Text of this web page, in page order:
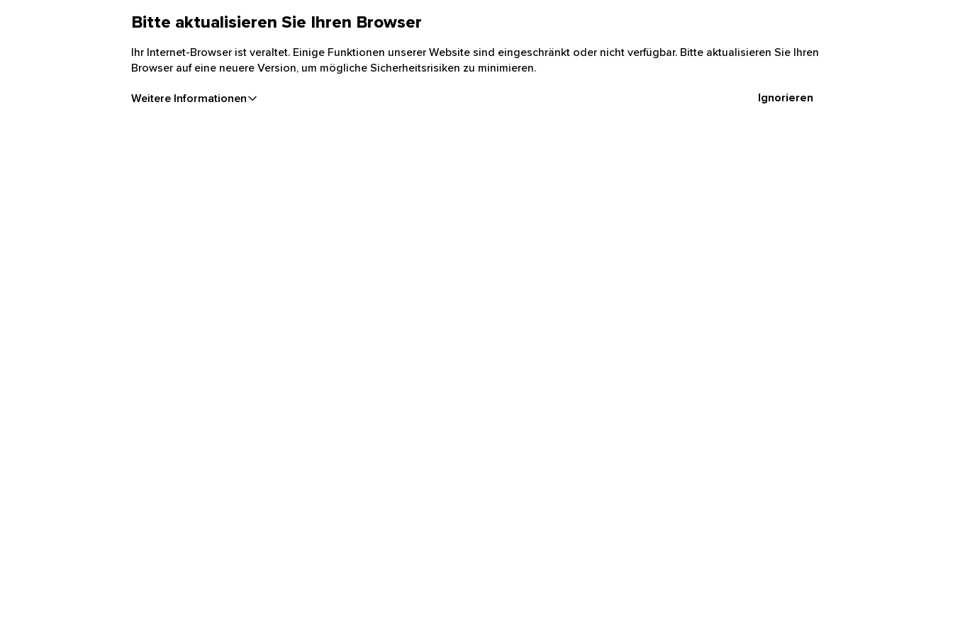
Bitte aktualisieren Sie Ihren Browser
Ihr Internet-Browser ist veraltet. Einige Funktionen unserer Website sind eingeschränkt oder nicht verfügbar. Bitte aktualisieren Sie Ihren
Browser auf eine neuere Version, um mögliche Sicherheitsrisiken zu minimieren.
Weitere Informationen Ignorieren